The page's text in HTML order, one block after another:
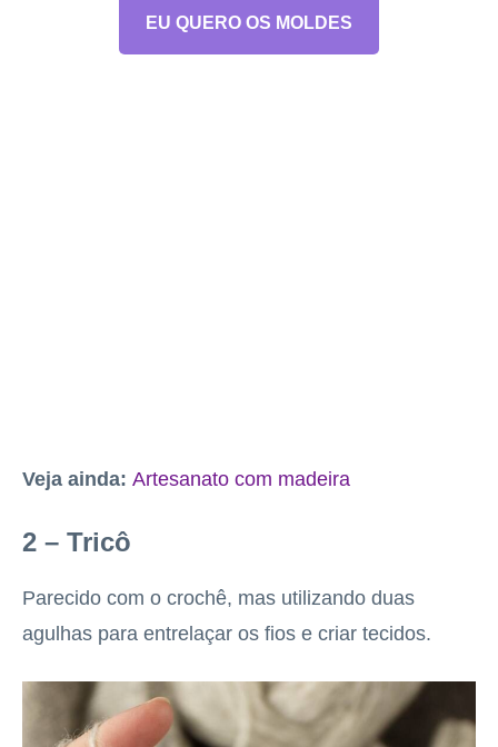
EU QUERO OS MOLDES
Veja ainda: Artesanato com madeira
2 – Tricô
Parecido com o crochê, mas utilizando duas
agulhas para entrelaçar os fios e criar tecidos.